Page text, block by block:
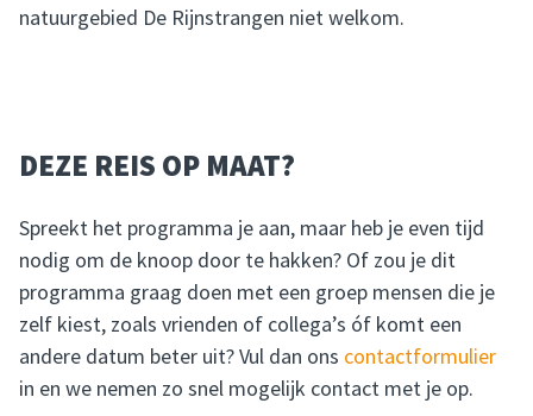
natuurgebied De Rijnstrangen niet welkom.
DEZE REIS OP MAAT?
Spreekt het programma je aan, maar heb je even tijd
nodig om de knoop door te hakken? Of zou je dit
programma graag doen met een groep mensen die je
zelf kiest, zoals vrienden of collega’s óf komt een
andere datum beter uit? Vul dan ons contactformulier
in en we nemen zo snel mogelijk contact met je op.